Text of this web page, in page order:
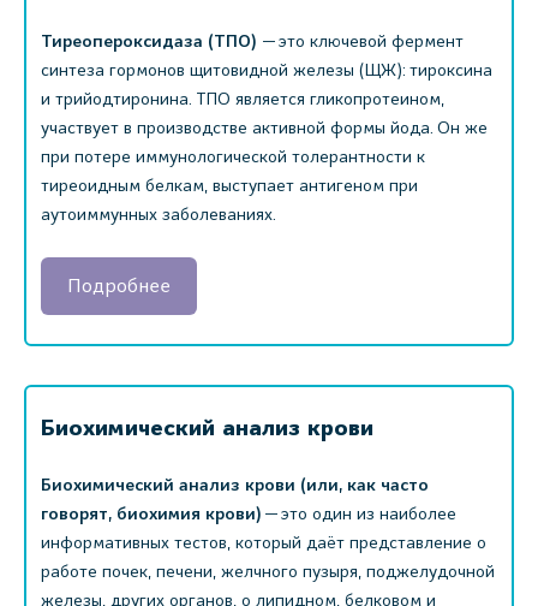
Тиреопероксидаза (ТПО) — это ключевой фермент
синтеза гормонов щитовидной железы (ЩЖ): тироксина
и трийодтиронина. ТПО является гликопротеином,
участвует в производстве активной формы йода. Он же
при потере иммунологической толерантности к
тиреоидным белкам, выступает антигеном при
аутоиммунных заболеваниях.
Подробнее
Биохимический анализ крови
Биохимический анализ крови (или, как часто
говорят, биохимия крови) — это один из наиболее
информативных тестов, который даёт представление о
работе почек, печени, желчного пузыря, поджелудочной
железы, других органов, о липидном, белковом и